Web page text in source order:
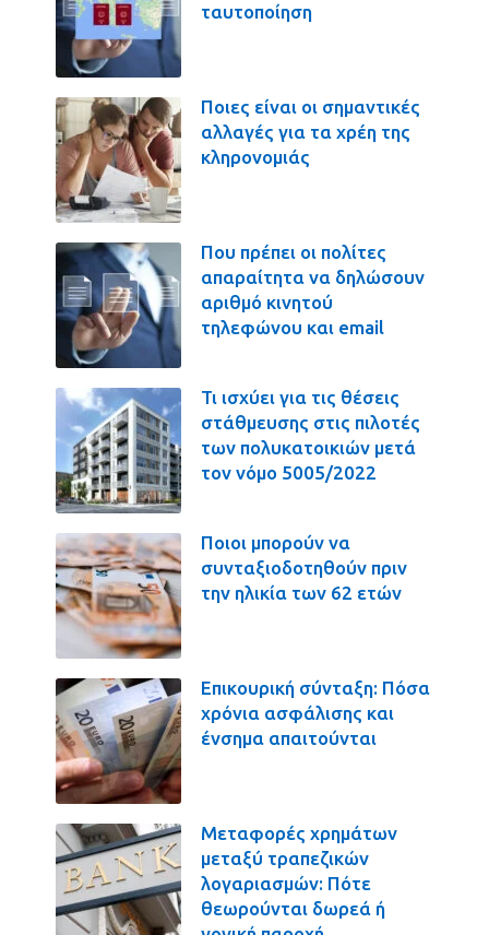
ταυτοποίηση
Ποιες είναι οι σημαντικές
αλλαγές για τα χρέη της
κληρονομιάς
Που πρέπει οι πολίτες
απαραίτητα να δηλώσουν
αριθμό κινητού
τηλεφώνου και email
Τι ισχύει για τις θέσεις
στάθμευσης στις πιλοτές
των πολυκατοικιών μετά
τον νόμο 5005/2022
Ποιοι μπορούν να
συνταξιοδοτηθούν πριν
την ηλικία των 62 ετών
Επικουρική σύνταξη: Πόσα
χρόνια ασφάλισης και
ένσημα απαιτούνται
Μεταφορές χρημάτων
μεταξύ τραπεζικών
λογαριασμών: Πότε
θεωρούνται δωρεά ή